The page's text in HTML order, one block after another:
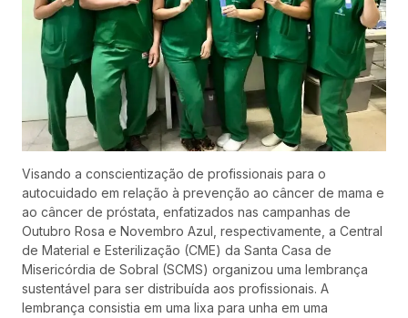
Visando a conscientização de profissionais para o
autocuidado em relação à prevenção ao câncer de mama e
ao câncer de próstata, enfatizados nas campanhas de
Outubro Rosa e Novembro Azul, respectivamente, a Central
de Material e Esterilização (CME) da Santa Casa de
Misericórdia de Sobral (SCMS) organizou uma lembrança
sustentável para ser distribuída aos profissionais. A
lembrança consistia em uma lixa para unha em uma